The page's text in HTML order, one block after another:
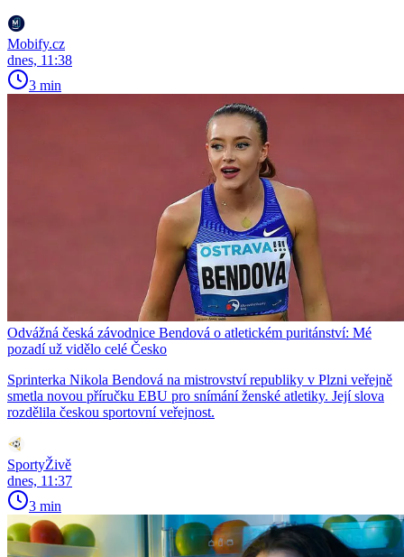
Mobify.cz
dnes, 11:38
3 min
Odvážná česká závodnice Bendová o atletickém puritánství: Mé
pozadí už vidělo celé Česko
Sprinterka Nikola Bendová na mistrovství republiky v Plzni veřejně
smetla novou příručku EBU pro snímání ženské atletiky. Její slova
rozdělila českou sportovní veřejnost.
SportyŽivě
dnes, 11:37
3 min